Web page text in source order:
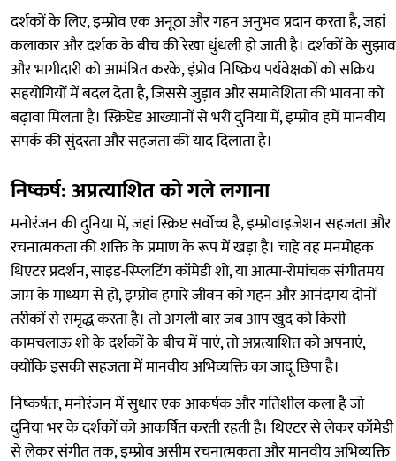
दर्शकों के लिए, इम्प्रोव एक अनूठा और गहन अनुभव प्रदान करता है, जहां
कलाकार और दर्शक के बीच की रेखा धुंधली हो जाती है। दर्शकों के सुझाव
और भागीदारी को आमंत्रित करके, इंप्रोव निष्क्रिय पर्यवेक्षकों को सक्रिय
सहयोगियों में बदल देता है, जिससे जुड़ाव और समावेशिता की भावना को
बढ़ावा मिलता है। स्क्रिप्टेड आख्यानों से भरी दुनिया में, इम्प्रोव हमें मानवीय
संपर्क की सुंदरता और सहजता की याद दिलाता है।
निष्कर्ष: अप्रत्याशित को गले लगाना
मनोरंजन की दुनिया में, जहां स्क्रिप्ट सर्वोच्च है, इम्प्रोवाइजेशन सहजता और
रचनात्मकता की शक्ति के प्रमाण के रूप में खड़ा है। चाहे वह मनमोहक
थिएटर प्रदर्शन, साइड-स्प्लिटिंग कॉमेडी शो, या आत्मा-रोमांचक संगीतमय
जाम के माध्यम से हो, इम्प्रोव हमारे जीवन को गहन और आनंदमय दोनों
तरीकों से समृद्ध करता है। तो अगली बार जब आप खुद को किसी
कामचलाऊ शो के दर्शकों के बीच में पाएं, तो अप्रत्याशित को अपनाएं,
क्योंकि इसकी सहजता में मानवीय अभिव्यक्ति का जादू छिपा है।
निष्कर्षतः, मनोरंजन में सुधार एक आकर्षक और गतिशील कला है जो
दुनिया भर के दर्शकों को आकर्षित करती रहती है। थिएटर से लेकर कॉमेडी
से लेकर संगीत तक, इम्प्रोव असीम रचनात्मकता और मानवीय अभिव्यक्ति